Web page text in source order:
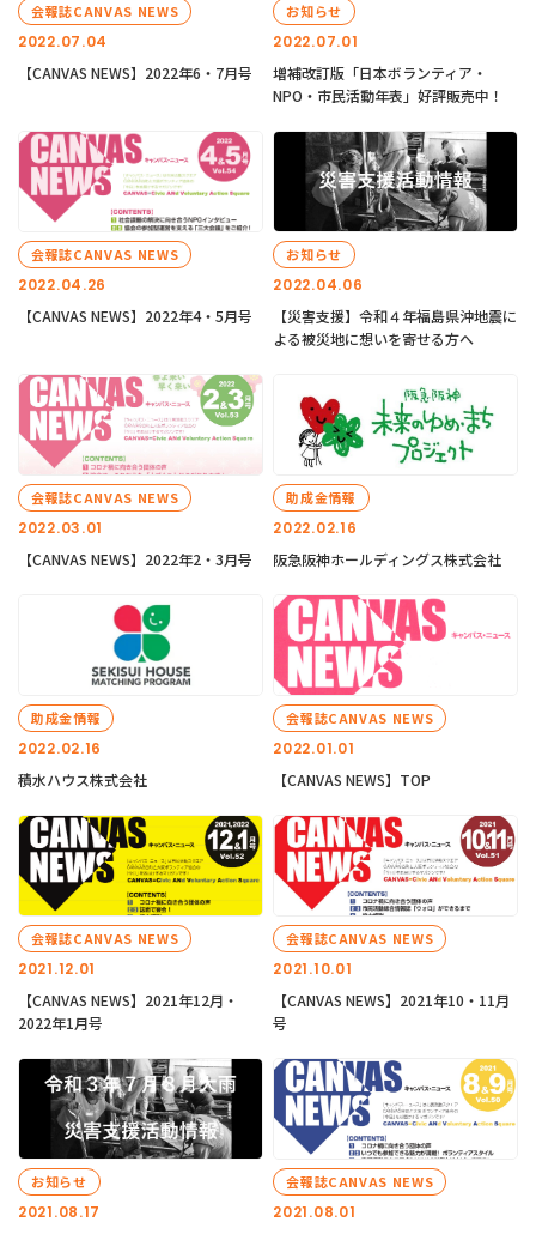
2022.07.04
会報誌CANVAS NEWS
【CANVAS NEWS】2022年6・7月号
2022.07.01
お知らせ
増補改訂版「日本ボランティア・
NPO・市民活動年表」好評販売中！
2022.04.26
会報誌CANVAS NEWS
【CANVAS NEWS】2022年4・5月号
2022.04.06
お知らせ
【災害支援】令和４年福島県沖地震に
よる被災地に想いを寄せる方へ
2022.03.01
会報誌CANVAS NEWS
【CANVAS NEWS】2022年2・3月号
2022.02.16
助成金情報
阪急阪神ホールディングス株式会社
2022.02.16
助成金情報
積水ハウス株式会社
2022.01.01
会報誌CANVAS NEWS
【CANVAS NEWS】TOP
2021.12.01
会報誌CANVAS NEWS
【CANVAS NEWS】2021年12月・
2022年1月号
2021.10.01
会報誌CANVAS NEWS
【CANVAS NEWS】2021年10・11月
号
2021.08.17
お知らせ
2021.08.01
会報誌CANVAS NEWS